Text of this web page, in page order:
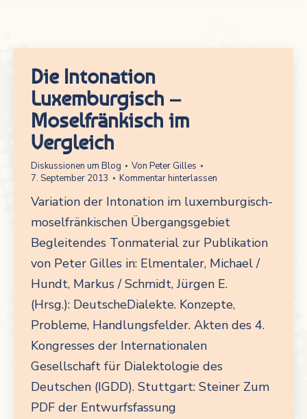
Die Intonation
Luxemburgisch –
Moselfränkisch im
Vergleich
Diskussionen um Blog Von Peter Gilles
7. September 2013
Kommentar hinterlassen
Variation der Intonation im luxemburgisch-
moselfränkischen Übergangsgebiet
Begleitendes Tonmaterial zur Publikation
von Peter Gilles in: Elmentaler, Michael /
Hundt, Markus / Schmidt, Jürgen E.
(Hrsg.): DeutscheDialekte. Konzepte,
Probleme, Handlungsfelder. Akten des 4.
Kongresses der Internationalen
Gesellschaft für Dialektologie des
Deutschen (IGDD). Stuttgart: Steiner Zum
PDF der Entwurfsfassung